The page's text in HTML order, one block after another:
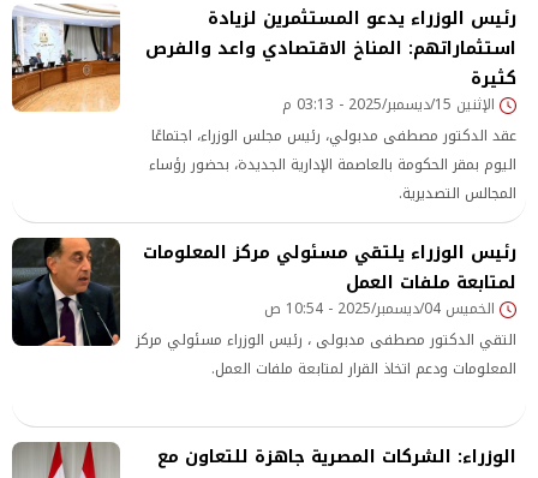
رئيس الوزراء يدعو المستثمرين لزيادة
استثماراتهم: المناخ الاقتصادي واعد والفرص
كثيرة
الإثنين 15/ديسمبر/2025 - 03:13 م
عقد الدكتور مصطفى مدبولي، رئيس مجلس الوزراء، اجتماعًا
اليوم بمقر الحكومة بالعاصمة الإدارية الجديدة، بحضور رؤساء
المجالس التصديرية.
رئيس الوزراء يلتقي مسئولي مركز المعلومات
لمتابعة ملفات العمل
الخميس 04/ديسمبر/2025 - 10:54 ص
التقي الدكتور مصطفى مدبولى ، رئيس الوزراء مسئولي مركز
المعلومات ودعم اتخاذ القرار لمتابعة ملفات العمل.
الوزراء: الشركات المصرية جاهزة للتعاون مع